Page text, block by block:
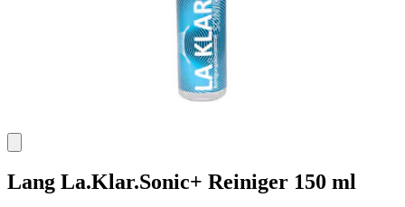
Lang La.Klar.Sonic+ Reiniger 150 ml